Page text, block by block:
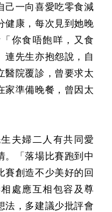
己一向喜愛吃零食減
健康，每次見到她晚
你食唔飽咩，又食
連先生亦抱怨說，自
醫院覆診，曾要求太
家準備晚餐，曾因太
夫婦二人有共同愛
。「落場比賽跑到中
賽創造不少美好的回
處應互相包容及尊
法，多建議少批評會